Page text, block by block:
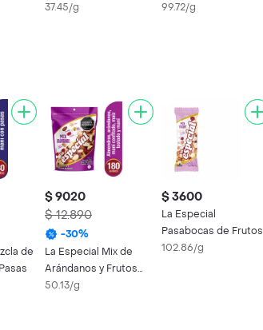
37.45/g
Secos Mix Yogurt
99.72/g
de
$ 9020
$ 12.890
-30%
La Especial Mix de
Arándanos y Frutos
Secos
50.13/g
$ 3600
La Especial
Pasabocas de Frutos
Secos Mix Yogurt
102.86/g